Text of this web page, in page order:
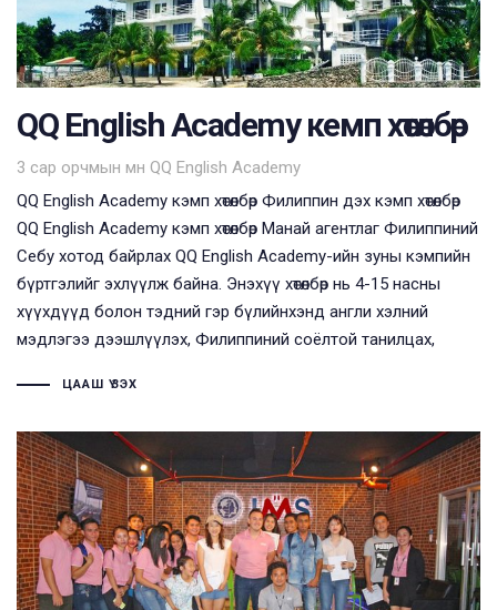
QQ English Academy кемп хөтөлбөр
3 сар орчмын өмнө
Tags
QQ English Academy
QQ English Academy кэмп хөтөлбөр Филиппин дэх кэмп хөтөлбөр
QQ English Academy кэмп хөтөлбөр Манай агентлаг Филиппиний
Себу хотод байрлах QQ English Academy-ийн зуны кэмпийн
бүртгэлийг эхлүүлж байна. Энэхүү хөтөлбөр нь 4-15 насны
хүүхдүүд болон тэдний гэр бүлийнхэнд англи хэлний
мэдлэгээ дээшлүүлэх, Филиппиний соёлтой танилцах,
ЦААШ ҮЗЭХ